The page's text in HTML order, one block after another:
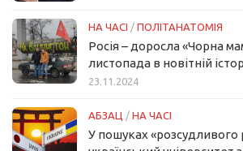
НА ЧАСІ / ПОЛІТАНАТОМІЯ
Росія – доросла «Чорна
листопада в новітній
23.11.2024
АБЗАЦ / НА ЧАСІ
У пошуках «розсудливого